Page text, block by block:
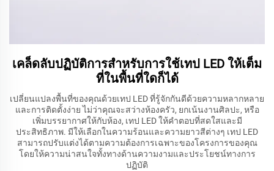
เคล็ดลับปฏิบัติการสำหรับการใช้เทป LED ให้เต็ม
ที่ในพื้นที่ใดก็ได้
เปลี่ยนแปลงพื้นที่ของคุณด้วยเทป LED ที่รู้จักกันดีด้วยความหลากหลาย
และการติดตั้งง่าย ไม่ว่าคุณจะสว่างห้องครัว, ยกเน้นงานศิลปะ, หรือ
เพิ่มบรรยากาศให้กับห้อง, เทป LED ให้คําตอบที่สดใสและมี
ประสิทธิภาพ. มีให้เลือกในความร้อนและความยาวสีต่างๆ เทป LED
สามารถปรับแต่งได้ตามความต้องการเฉพาะของโครงการของคุณ
โดยให้ความน่าสนใจทั้งทางด้านความงามและประโยชน์ทางการ
ปฏิบัติ